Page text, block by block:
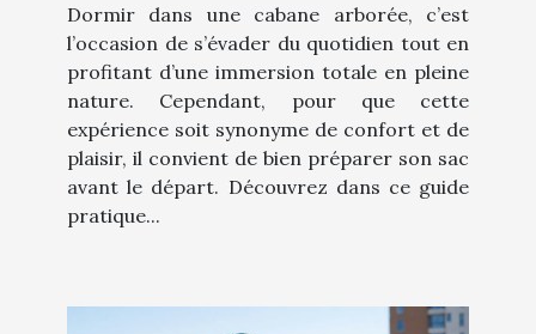
Dormir dans une cabane arborée, c’est
l’occasion de s’évader du quotidien tout en
profitant d’une immersion totale en pleine
nature. Cependant, pour que cette
expérience soit synonyme de confort et de
plaisir, il convient de bien préparer son sac
avant le départ. Découvrez dans ce guide
pratique...